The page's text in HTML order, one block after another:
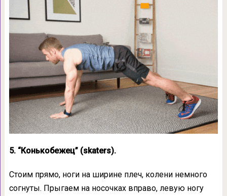
5. “Конькобежец” (skaters).
Стоим прямо, ноги на ширине плеч, колени немного
согнуты. Прыгаем на носочках вправо, левую ногу